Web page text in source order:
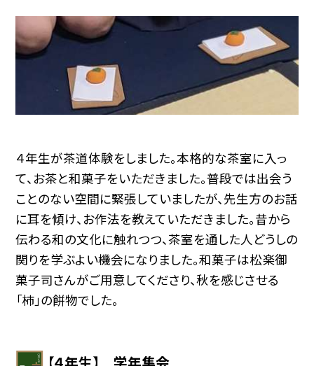
４年生が茶道体験をしました。本格的な茶室に入っ
て、お茶と和菓子をいただきました。普段では出会う
ことのない空間に緊張していましたが、先生方のお話
に耳を傾け、お作法を教えていただきました。昔から
伝わる和の文化に触れつつ、茶室を通した人どうしの
関りを学ぶよい機会になりました。和菓子は松楽御
菓子司さんがご用意してくださり、秋を感じさせる
「柿」の餅物でした。
【４年生】 学年集会